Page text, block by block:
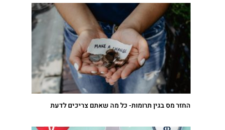
החזר מס בגין תרומות- כל מה שאתם צריכים לדעת